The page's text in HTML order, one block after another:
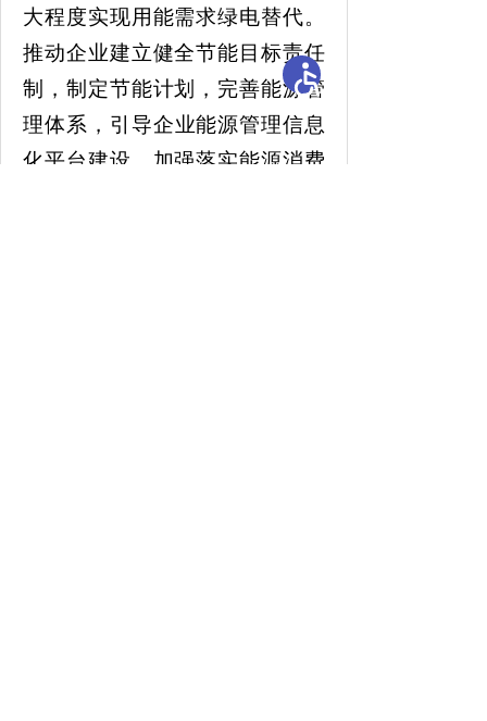
大程度实现用能需求绿电替代。
推动企业建立健全节能目标责任
制，制定节能计划，完善能源管
理体系， 引导企业能源管理信息
化平台建设。 加强落实能源消费